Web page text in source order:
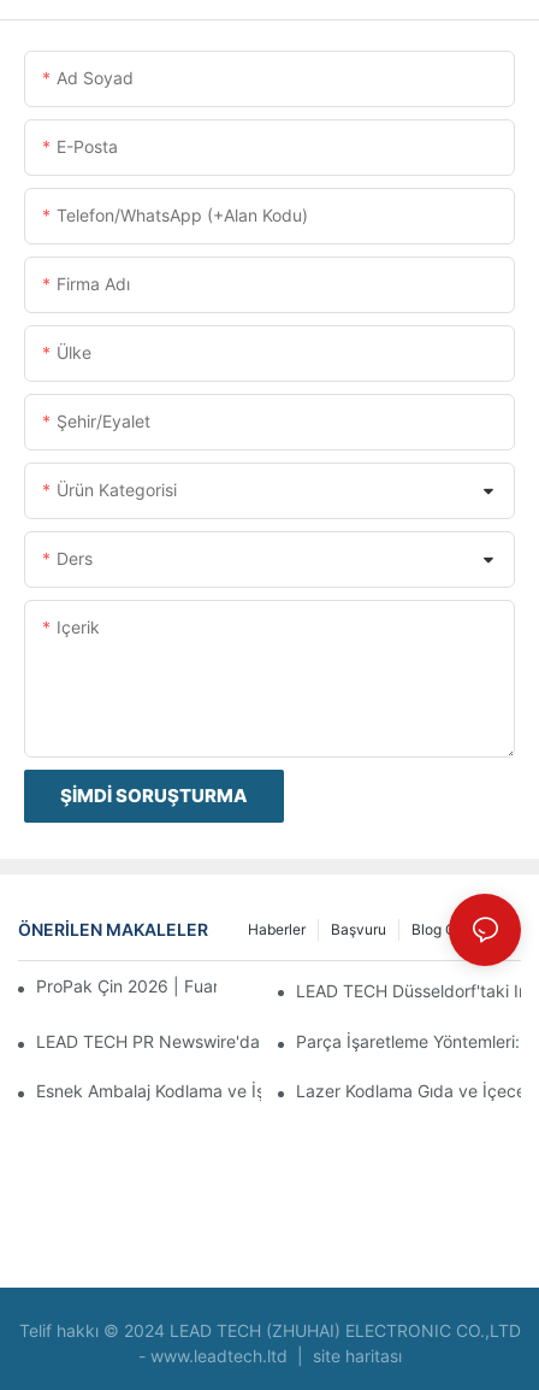
Ad Soyad
E-Posta
Telefon/WhatsApp (+alan Kodu)
Firma Adı
Ülke
Şehir/eyalet
Ürün Kategorisi
Ders
Içerik
ŞIMDI SORUŞTURMA
ÖNERILEN MAKALELER Blog Gönderisi
Başvuru
Haberler
ProPak Çin 2026 | Fuar Biter, Hizmetimiz Bitmez
LEAD TECH Düsseldorf'taki
LEAD TECH PR Newswire'da yer aldı: Interpack 2026
Parça İşaretleme Yöntemleri:
Esnek Ambalaj Kodlama ve İşaretleme İçin En İyi Teknolojileri
Lazer Kodlama Gıda ve
Telif hakkı © 2024 LEAD TECH (ZHUHAI) ELECTRONIC CO.,LTD
- www.leadtech.ltd site haritası